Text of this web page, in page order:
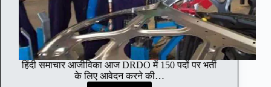
हिंदी समाचार आजीविका आज DRDO में 150 पदों पर भर्ती
के लिए आवेदन करने की…